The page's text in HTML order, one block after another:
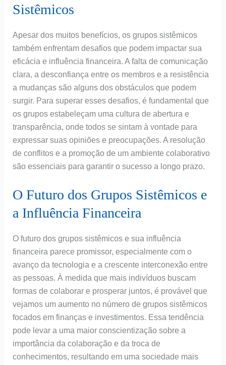
Sistêmicos
Apesar dos muitos benefícios, os grupos sistêmicos
também enfrentam desafios que podem impactar sua
eficácia e influência financeira. A falta de comunicação
clara, a desconfiança entre os membros e a resistência
a mudanças são alguns dos obstáculos que podem
surgir. Para superar esses desafios, é fundamental que
os grupos estabeleçam uma cultura de abertura e
transparência, onde todos se sintam à vontade para
expressar suas opiniões e preocupações. A resolução
de conflitos e a promoção de um ambiente colaborativo
são essenciais para garantir o sucesso a longo prazo.
O Futuro dos Grupos Sistêmicos e
a Influência Financeira
O futuro dos grupos sistêmicos e sua influência
financeira parece promissor, especialmente com o
avanço da tecnologia e a crescente interconexão entre
as pessoas. À medida que mais indivíduos buscam
formas de colaborar e prosperar juntos, é provável que
vejamos um aumento no número de grupos sistêmicos
focados em finanças e investimentos. Essa tendência
pode levar a uma maior conscientização sobre a
importância da colaboração e da troca de
conhecimentos, resultando em uma sociedade mais